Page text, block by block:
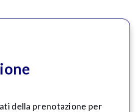
della prenotazione per